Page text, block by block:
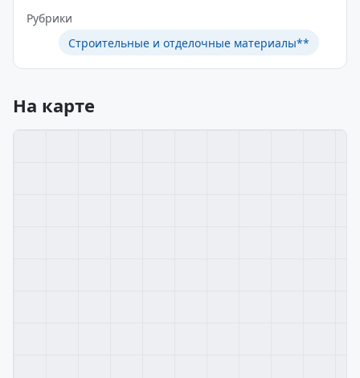
Рубрики
Строительные и отделочные материалы**
На карте